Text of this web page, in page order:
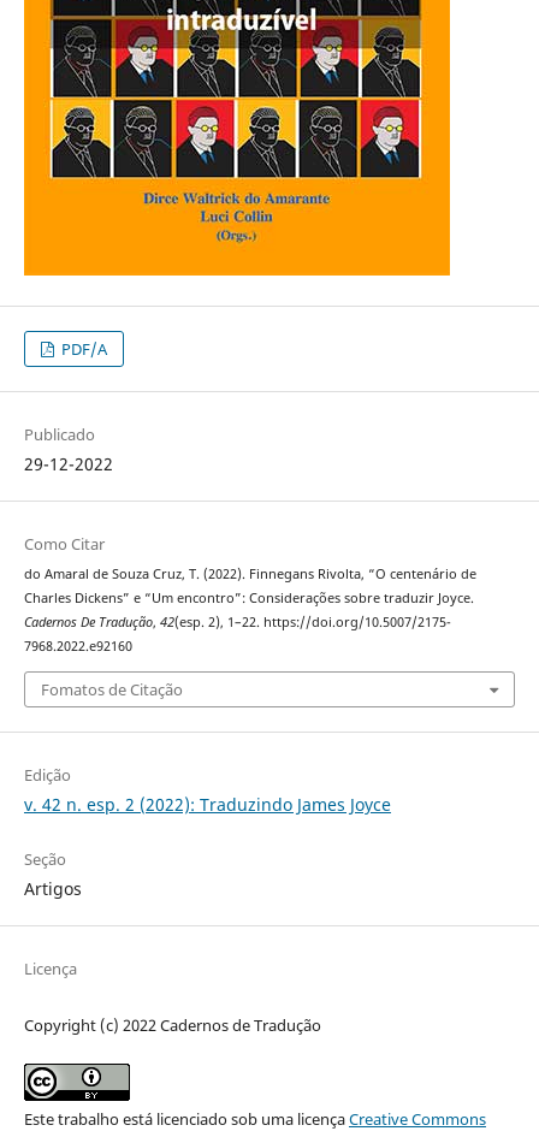
PDF/A
Publicado
29-12-2022
Como Citar
do Amaral de Souza Cruz, T. (2022). Finnegans Rivolta, “O centenário de
Charles Dickens” e “Um encontro”: Considerações sobre traduzir Joyce.
Cadernos De Tradução, 42(esp. 2), 1–22. https://doi.org/10.5007/2175-
7968.2022.e92160
Fomatos de Citação
Edição
v. 42 n. esp. 2 (2022): Traduzindo James Joyce
Seção
Artigos
Licença
Copyright (c) 2022 Cadernos de Tradução
Este trabalho está licenciado sob uma licençaCreative Commons